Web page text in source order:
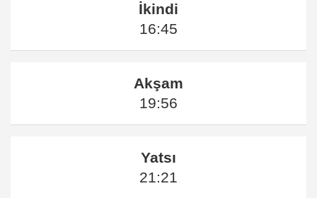
İkindi
16:45
Akşam
19:56
Yatsı
21:21